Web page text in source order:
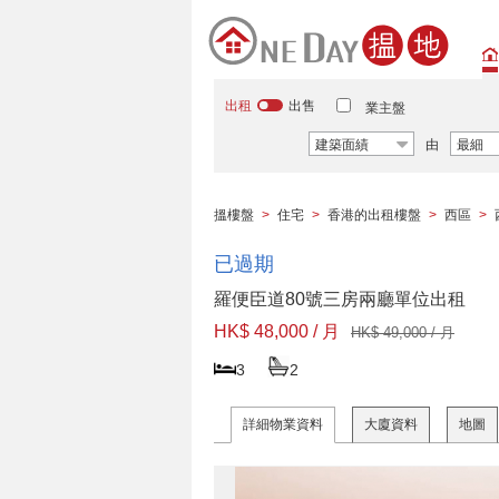
出租 出售 業主盤
建築面績 由 最細
搵樓盤 > 住宅 > 香港的出租樓盤 > 西區 >
已過期
羅便臣道80號三房兩廳單位出租
HK$ 48,000 / 月
HK$ 49,000 / 月
3 2
詳細物業資料 大廈資料 地圖